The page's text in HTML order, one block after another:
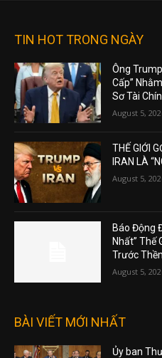
TIN HOT TRONG NGÀY
Ông
Cấp”
Sơ Tài
August 5,
THẾ GIỚI
IRAN LÀ
August 5,
Báo Động
Nhất” Thế
Trước
August 5,
BÀI VIẾT MỚI NHẤT
Ủy ban